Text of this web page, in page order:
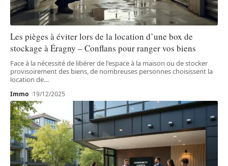
Les pièges à éviter lors de la location d’une box de
stockage à Éragny – Conflans pour ranger vos biens
Face à la nécessité de libérer de l'espace à la maison ou de stocker
provisoirement des biens, de nombreuses personnes choisissent la
location de…
Immo 19/12/2025